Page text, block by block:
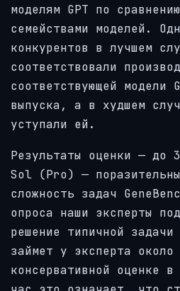
моделям GPT по
семействами моделей.
конкурентов в лучшем
соответствовали
соответствующей модели
выпуска, а в худшем
уступали ей.
Результаты оценки — до
Sol (Pro) —
сложность задач
опроса наши эксперты
решение типичной задачи
займет у эксперта
консервативной оценке